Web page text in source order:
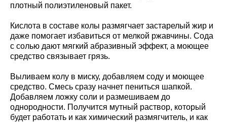
плотный полиэтиленовый пакет.
Кислота в составе колы размягчает застарелый жир и
даже помогает избавиться от мелкой ржавчины. Сода
с солью дают мягкий абразивный эффект, а моющее
средство связывает грязь.
Выливаем колу в миску, добавляем соду и моющее
средство. Смесь сразу начнет пениться шапкой.
Добавляем ложку соли и размешиваем до
однородности. Получится мутный раствор, который
будет работать и как химический размягчитель, и как